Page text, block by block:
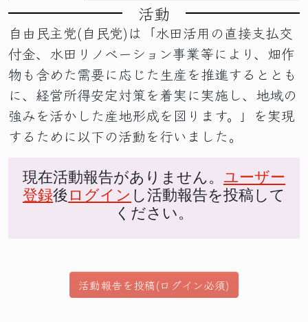
活動
自由民主党(自民党)は「水田活用の直接支払交
付金、水田リノベーション事業等により、畑作
物も含めた需要に応じた生産を推進するととも
に、経営所得安定対策を着実に実施し、地域の
強みを活かした産地形成を図ります。」を実現
するために以下の活動を行いました。
現在活動報告がありません。 ユーザー
登録後 ログイン し活動報告を投稿して
ください。
活動報告を投稿(ログイン必須)